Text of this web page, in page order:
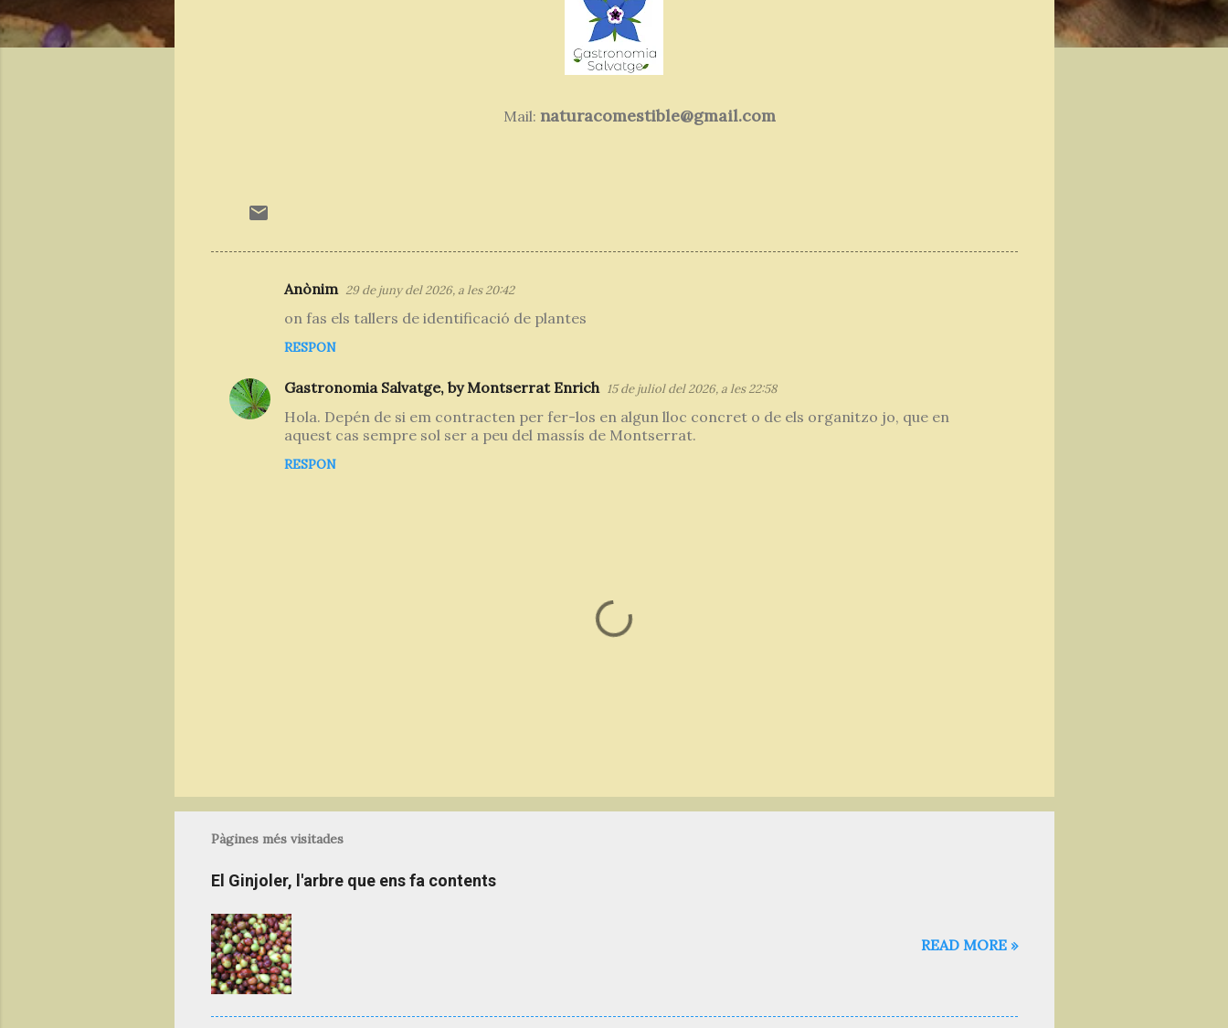
Mail: naturacomestible@gmail.com
n
Anònim 29 de juny del 2026, a les 20:42
on fas els tallers de identificació de plantes
RESPON
Gastronomia Salvatge, by Montserrat Enrich 15 de juliol del 2026, a les 22:58
Hola. Depén de si em contracten per fer-los en algun lloc concret o de els organitzo jo, que en
aquest cas sempre sol ser a peu del massís de Montserrat.
RESPON
u
b
l
c
a
n
c
o
m
e
n
Pàgines més visitades
El Ginjoler, l'arbre que ens fa contents
READ MORE »